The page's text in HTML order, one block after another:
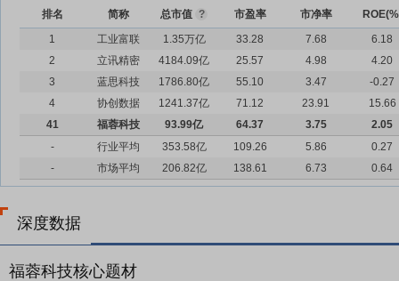
排名 简称 总市值 ? 市盈率 市净率
1
工业富联 1.35万亿 33.28 7.68
6.18
2
立讯精密 4184.09亿 25.57 4.98
4.20
3
蓝思科技 1786.80亿 55.10 3.47
-0.27
4
协创数据 1241.37亿 71.12 23.91
15.66
41
福蓉科技 93.99亿 64.37 3.75
2.05
-
行业平均 353.58亿 109.26 5.86
0.27
-
市场平均 206.82亿 138.61 6.73 0.64
深度数据
福蓉科技核心题材